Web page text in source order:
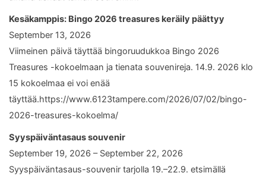
Kesäkamppis: Bingo 2026 treasures keräily päättyy
September 13, 2026
Viimeinen päivä täyttää bingoruudukkoa Bingo 2026
Treasures -kokoelmaan ja tienata souvenireja. 14.9. 2026 klo
15 kokoelmaa ei voi enää
täyttää.https://www.6123tampere.com/2026/07/02/bingo-
2026-treasures-kokoelma/
Syyspäiväntasaus souvenir
September 19, 2026 – September 22, 2026
Syyspäiväntasaus-souvenir tarjolla 19.–22.9. etsimällä